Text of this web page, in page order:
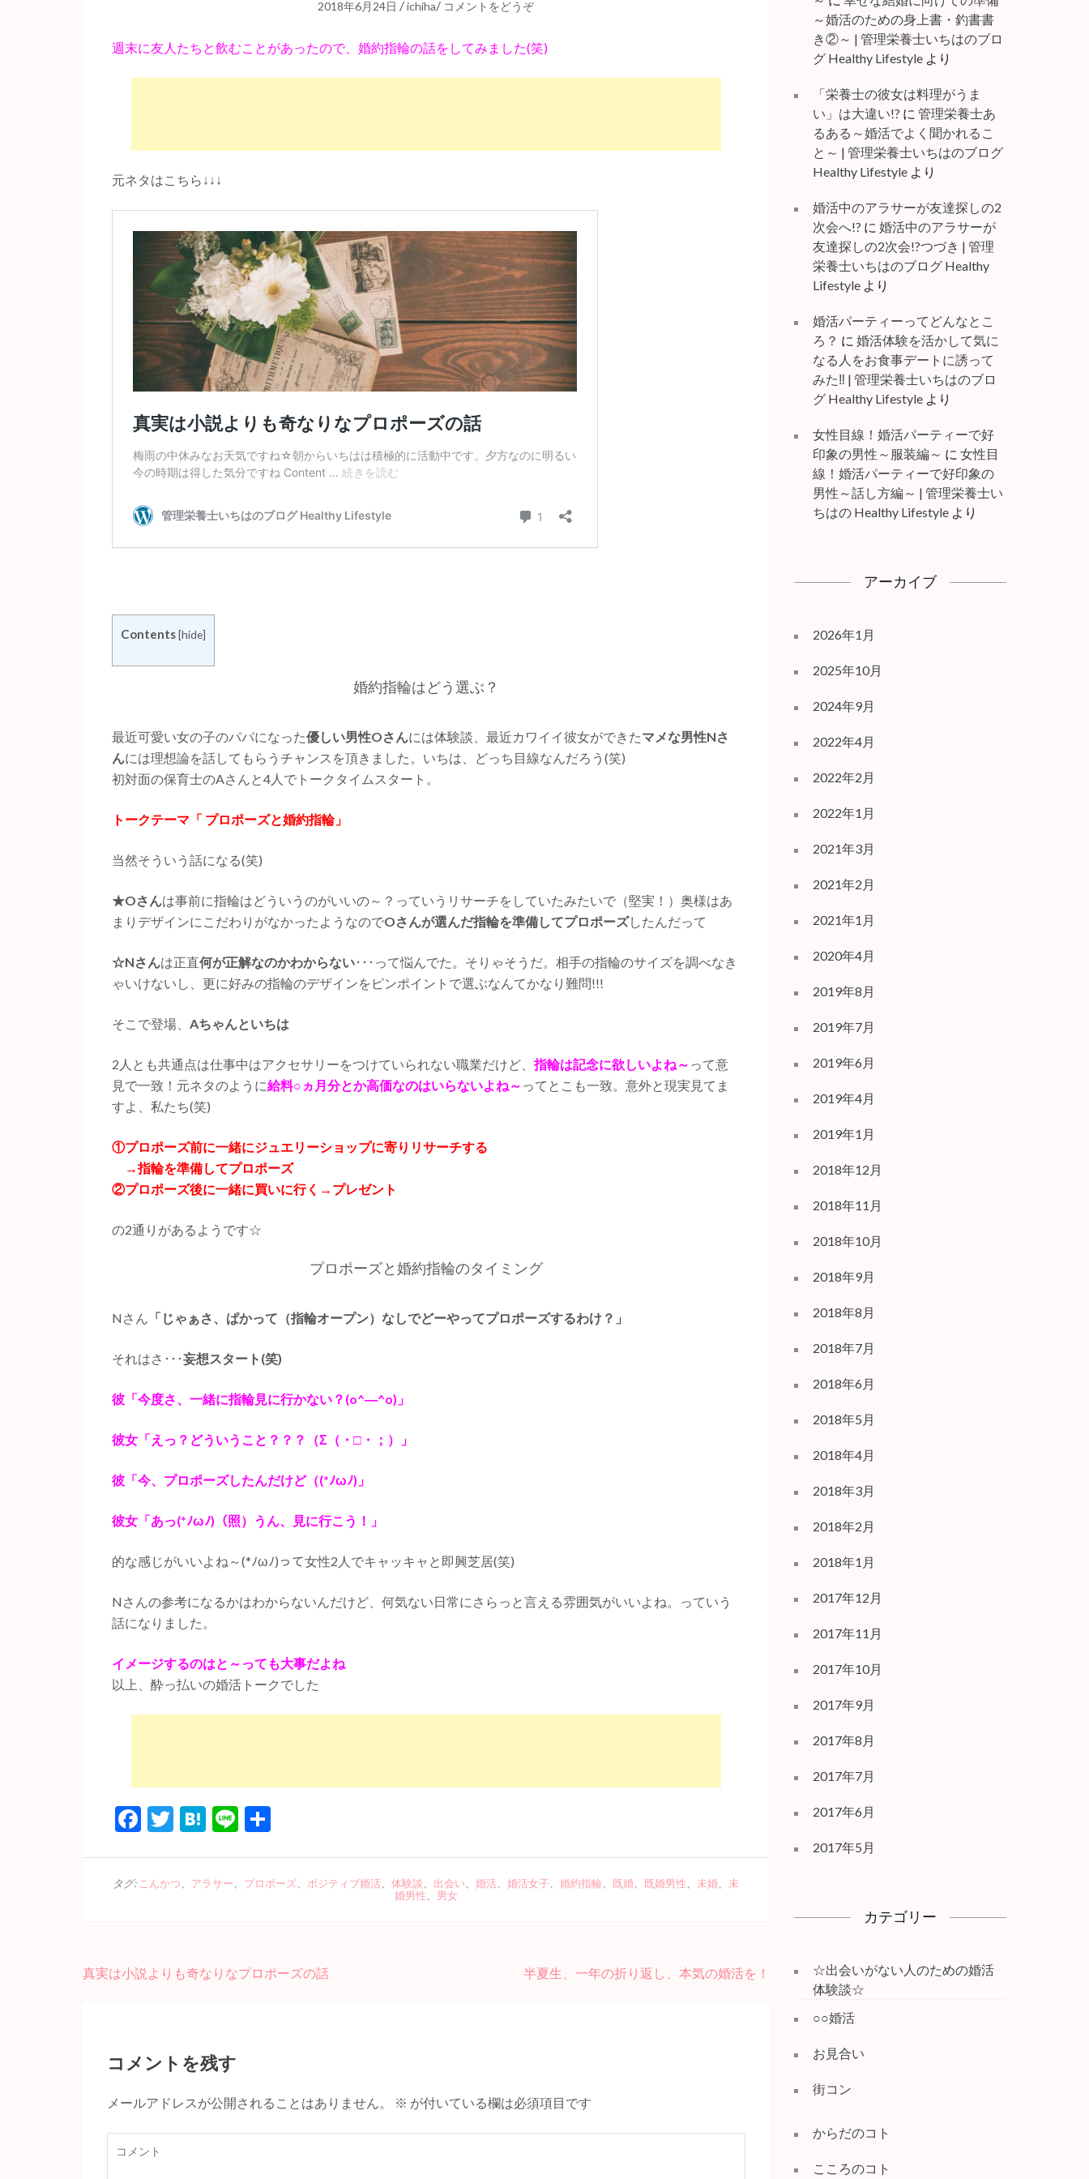
2018年6月24日 /ichiha/ コメントをどうぞ
週末に友人たちと飲むことがあったので、婚約指輪の話をしてみました(笑)
元ネタはこちら↓↓↓
Contents[hide]
婚約指輪はどう選ぶ？
最近可愛い女の子のパパになった優しい男性Oさんには体験談、最近カワイイ彼女ができたマメな男性Nさ
んには理想論を話してもらうチャンスを頂きました。いちは、どっち目線なんだろう(笑)
初対面の保育士のAさんと4人でトークタイムスタート。
トークテーマ「 プロポーズと婚約指輪」
当然そういう話になる(笑)
★Oさんは事前に指輪はどういうのがいいの～？っていうリサーチをしていたみたいで（堅実！）奥様はあ
まりデザインにこだわりがなかったようなのでOさんが選んだ指輪を準備してプロポーズしたんだって
☆Nさんは正直何が正解なのかわからない･･･って悩んでた。そりゃそうだ。相手の指輪のサイズを調べなき
ゃいけないし、更に好みの指輪のデザインをピンポイントで選ぶなんてかなり難問!!!
そこで登場、 Aちゃんといちは
2人とも共通点は仕事中はアクセサリーをつけていられない職業だけど、指輪は記念に欲しいよね～ って意
見で一致！元ネタのように給料○ヵ月分とか高価なのはいらないよね～ ってとこも一致。意外と現実見てま
すよ、私たち(笑)
①プロポーズ前に一緒にジュエリーショップに寄りリサーチする
→指輪を準備してプロポーズ
②プロポーズ後に一緒に買いに行く→プレゼント
の2通りがあるようです☆
プロポーズと婚約指輪のタイミング
Nさん 「じゃぁさ、ぱかって（指輪オープン）なしでどーやってプロポーズするわけ？」
それはさ･･･妄想スタート(笑)
彼「今度さ、一緒に指輪見に行かない？(o^―^o)」
彼女「えっ？どういうこと？？？（Σ（・□・；）」
彼「今、プロポーズしたんだけど（(*ﾉωﾉ)」
彼女「あっ(*ﾉωﾉ)（照）うん、見に行こう！」
的な感じがいいよね～(*ﾉωﾉ)って女性2人でキャッキャと即興芝居(笑)
Nさんの参考になるかはわからないんだけど、何気ない日常にさらっと言える雰囲気がいいよね。っていう
話になりました。
イメージするのはと～っても大事だよね
以上、酔っ払いの婚活トークでした
Facebook
Twitter
Hatena
Line
タグ: こんかつ アラサー プロポーズ ポジティブ婚活 、体験談 出会い 婚活 婚活女子 婚約指輪 既婚 既婚男性 未婚
未
婚男性
男女
投
真実は小説よりも奇なりなプロポーズの話 半夏生、一年の折り返し、本気の婚活を！
コメントを残す
メールアドレスが公開されることはありません。 ※ が付いている欄は必須項目です
～婚活のための身上書・釣書書
き②～ | 管理栄養士いちはのブロ
グ Healthy Lifestyleより
「栄養士の彼女は料理がうま
い」は大違い!? に 管理栄養士あ
るある～婚活でよく聞かれるこ
と～ | 管理栄養士いちはのブログ
Healthy Lifestyleより
婚活中のアラサーが友達探しの2
次会へ!? に 婚活中のアラサーが
友達探しの2次会!?つづき | 管理
栄養士いちはのブログ Healthy
Lifestyleより
婚活パーティーってどんなとこ
ろ？ に 婚活体験を活かして気に
なる人をお食事デートに誘って
みた‼ | 管理栄養士いちはのブロ
グ Healthy Lifestyleより
女性目線！婚活パーティーで好
印象の男性～服装編～ に 女性目
線！婚活パーティーで好印象の
男性～話し方編～ | 管理栄養士い
ちはの Healthy Lifestyleより
アーカイブ
2026年1月
2025年10月
2024年9月
2022年4月
2022年2月
2022年1月
2021年3月
2021年2月
2021年1月
2020年4月
2019年8月
2019年7月
2019年6月
2019年4月
2019年1月
2018年12月
2018年11月
2018年10月
2018年9月
2018年8月
2018年7月
2018年6月
2018年5月
2018年4月
2018年3月
2018年2月
2018年1月
2017年12月
2017年11月
2017年10月
2017年9月
2017年8月
2017年7月
2017年6月
2017年5月
カテゴリー
☆出会いがない人のための婚活
体験談☆
○○婚活
お見合い
街コン
からだのコト
こころのコト